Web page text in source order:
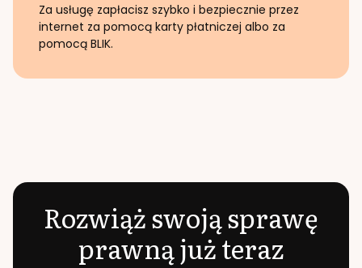
Za usługę zapłacisz szybko i bezpiecznie przez
internet za pomocą karty płatniczej albo za
pomocą BLIK.
Rozwiąż swoją sprawę
prawną już teraz